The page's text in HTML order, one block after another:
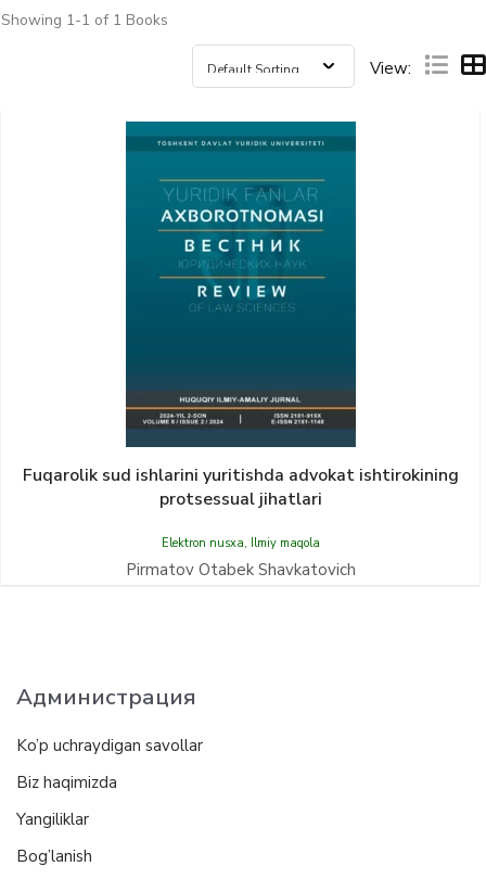
Showing 1-1 of 1 Books
View:
Fuqarolik sud ishlarini yuritishda advokat ishtirokining
protsessual jihatlari
Elektron nusxa, Ilmiy maqola
Pirmatov Otabek Shavkatovich
Администрация
Ko’p uchraydigan savollar
Biz haqimizda
Yangiliklar
Bog’lanish